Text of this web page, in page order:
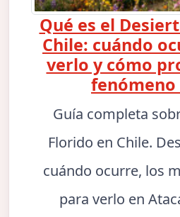
Qué es el
Chile: cuándo
verlo y cómo
fenómeno
Guía completa
Florido en Chile.
cuándo ocurre, los
para verlo en